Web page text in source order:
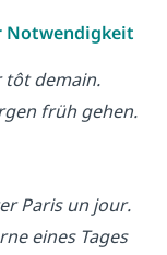
Notwendigkeit
demain.
früh gehen.
Paris un jour.
eines Tages